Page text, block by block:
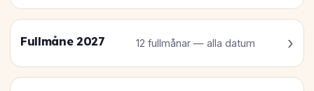
Fullmåne 2027 12 fullmånar — alla datum